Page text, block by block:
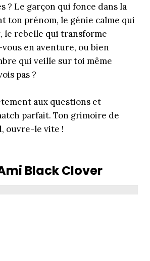
? Le garçon qui fonce dans la
ton prénom, le génie calme qui
le rebelle qui transforme
en aventure, ou bien
qui veille sur toi même
pas ?
aux questions et
parfait. Ton grimoire de
ouvre-le vite !
Black Clover